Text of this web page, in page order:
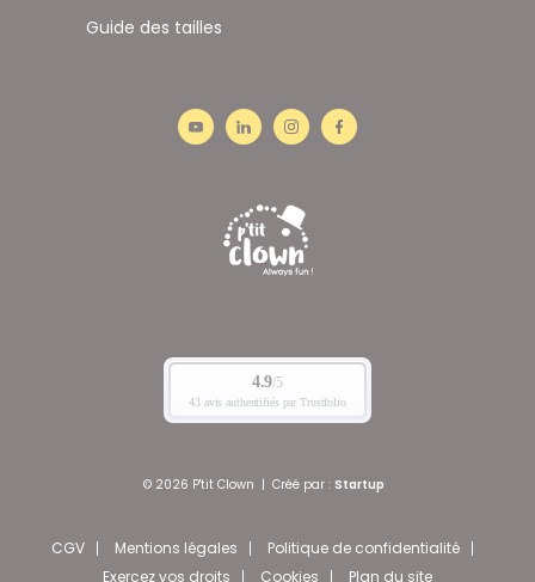
Guide des tailles
© 2026 P'tit Clown | Créé par : Startup
CGV Mentions légales
Politique de confidentialité
Exercez vos droits
Cookies Plan du site